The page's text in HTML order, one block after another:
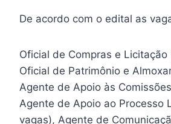
De acordo com o edital as
Oficial de Compras e Licitação
Oficial de Patrimônio e
Agente de Apoio às
Agente de Apoio ao Processo
vagas), Agente de